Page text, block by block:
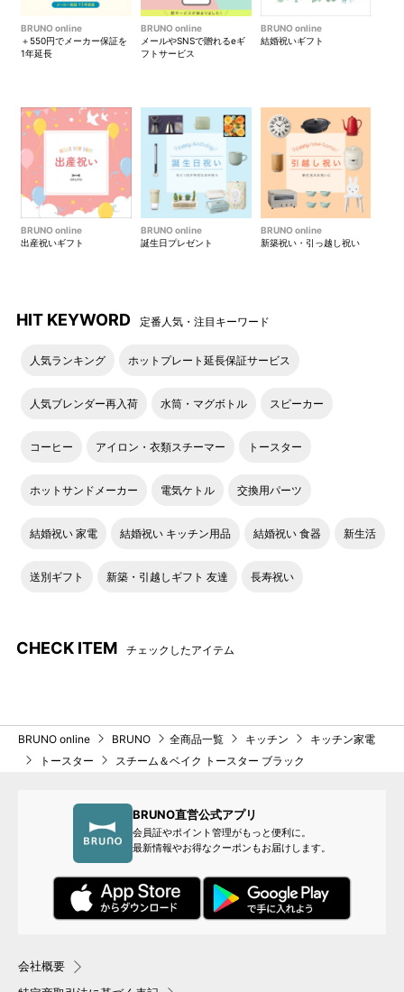
表面に焼き目を付けたいお料
理にお使い頂けます。
監修のレシピリーフレットを
同封してお届けいたします。
「おいしさ」の2つのひみつ
料理がぐっと美味しく！
【スチームモード】時では、薄い水蒸気のベールで食パンの表
【コンベクションモード】時では、ヒーターの熱をファンで庫
内に循環させ、均一な熱で食材を包み込みます。食材全体に熱
BRUNO online
＋550円でメーカー保証を
1年延長
BRUNO online
メールやSNSで贈れるeギ
フトサービス
BRUNO online
結婚祝いギフト
BRUNO online
出産祝いギフト
BRUNO online
誕生日プレゼント
BRUNO online
新築祝い・引っ越し祝い
HIT KEYWORD 定番人気・注目キーワード
人気ランキング ホットプレート延長保証サービス
人気ブレンダー再入荷 水筒・マグボトル スピーカー
コーヒー アイロン・衣類スチーマー トースター
ホットサンドメーカー 電気ケトル 交換用パーツ
結婚祝い 家電 結婚祝い キッチン用品 結婚祝い 食器 新生活
送別ギフト 新築・引越しギフト 友達 長寿祝い
CHECK ITEM チェックしたアイテム
BRUNO online BRUNO 全商品一覧 キッチン
キッチン家電
トースター
スチーム＆ベイク トースター ブラック
BRUNO直営公式アプリ
会員証やポイント管理がもっと便利に。
最新情報やお得なクーポンもお届けします。
会社概要